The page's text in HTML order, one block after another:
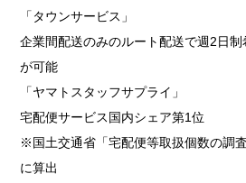
「タウンサービス」
企業間配送のみのルート配送で週2日
が可能
「ヤマトスタッフサプライ」
宅配便サービス国内シェア第1位
※国土交通省「宅配便等取扱個数の調
に算出